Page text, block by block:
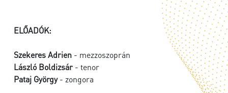
ELŐADÓK:
Szekeres Adrien - mezzoszoprán
László Boldizsár- tenor
Pataj György- zongora